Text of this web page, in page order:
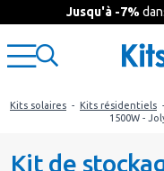
Jusqu'à -7%
Kits solaires - Kits résidentiels -
1500W -
Kit de